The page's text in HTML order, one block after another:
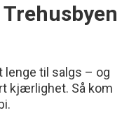
lenge til salgs – og
kjærlighet. Så kom